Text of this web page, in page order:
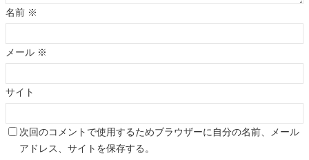
名前 ※
メール ※
サイト
次回のコメントで使用するためブラウザーに自分の名前、メール
アドレス、サイトを保存する。